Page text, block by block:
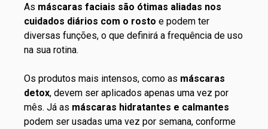
As máscaras faciais são ótimas aliadas nos
cuidados diários com o rosto e podem ter
diversas funções, o que definirá a frequência de uso
na sua rotina.
Os produtos mais intensos, como as máscaras
detox, devem ser aplicados apenas uma vez por
mês. Já as máscaras hidratantes e calmantes
podem ser usadas uma vez por semana, conforme